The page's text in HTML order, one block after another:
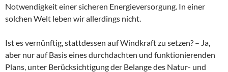
Notwendigkeit einer sicheren Energieversorgung. In einer
solchen Welt leben wir allerdings nicht.
Ist es vernünftig, stattdessen auf Windkraft zu setzen? – Ja,
aber nur auf Basis eines durchdachten und funktionierenden
Plans, unter Berücksichtigung der Belange des Natur- und